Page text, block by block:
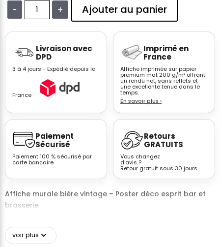
−
Affiche
bière
vintage
citation
rétro
humour
H31
+ Ajouter au panier
Livraison avec
DPD
3 à 4 jours - Expédié depuis la
France
Imprimé en
France
Affiche imprimée sur papier
premium mat 200 g/m² offrant
un rendu net, sans reflets et
une excellente tenue dans le
temps.
En savoir plus ›
Paiement
Sécurisé
Paiement 100 % sécurisé par
carte bancaire.
Retours
GRATUITS
Vous changez
d'avis ?
Retour gratuit sous 30 jours
Affiche murale bière vintage – Poster déco esprit bar et
brasserie
un élément fort de
voir plus